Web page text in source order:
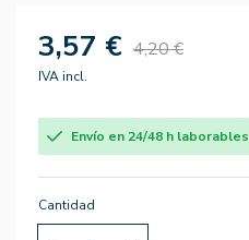
3,57 € 4,20 €
IVA incl.
Envío en 24/48 h laborables
Cantidad